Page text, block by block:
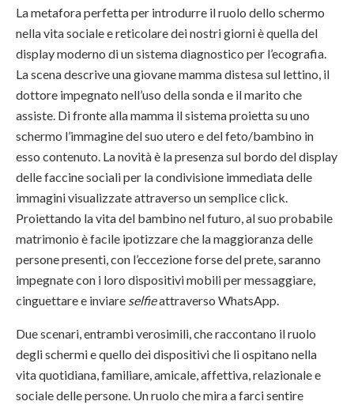
La metafora perfetta per introdurre il ruolo dello schermo
nella vita sociale e reticolare dei nostri giorni è quella del
display moderno di un sistema diagnostico per l’ecografia.
La scena descrive una giovane mamma distesa sul lettino, il
dottore impegnato nell’uso della sonda e il marito che
assiste. Di fronte alla mamma il sistema proietta su uno
schermo l’immagine del suo utero e del feto/bambino in
esso contenuto. La novità è la presenza sul bordo del display
delle faccine sociali per la condivisione immediata delle
immagini visualizzate attraverso un semplice click.
Proiettando la vita del bambino nel futuro, al suo probabile
matrimonio è facile ipotizzare che la maggioranza delle
persone presenti, con l’eccezione forse del prete, saranno
impegnate con i loro dispositivi mobili per messaggiare,
cinguettare e inviare selfieattraverso WhatsApp.
Due scenari, entrambi verosimili, che raccontano il ruolo
degli schermi e quello dei dispositivi che li ospitano nella
vita quotidiana, familiare, amicale, affettiva, relazionale e
sociale delle persone. Un ruolo che mira a farci sentire